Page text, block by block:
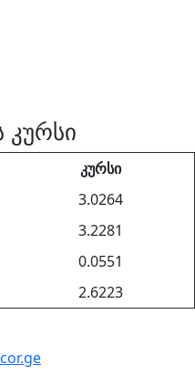
კურსი
კურსი
3.0264
3.2281
0.0551
2.6223